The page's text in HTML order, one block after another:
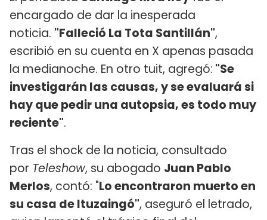
encargado de dar la inesperada
noticia. "Falleció La Tota Santillán",
escribió en su cuenta en X apenas pasada
la medianoche. En otro tuit, agregó: "Se
investigarán las causas, y se evaluará si
hay que pedir una autopsia, es todo muy
reciente".
Tras el shock de la noticia, consultado
por Teleshow, su abogado Juan Pablo
Merlos, contó: "Lo encontraron muerto en
su casa de Ituzaingó", aseguró el letrado,